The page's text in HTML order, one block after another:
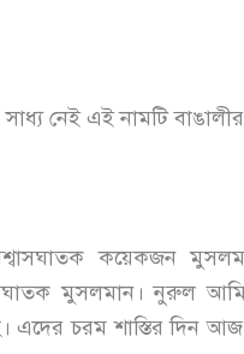
নেই এই নামটি
কয়েকজন
মুসলমান। নুরুল
চরম শাস্তির দিন